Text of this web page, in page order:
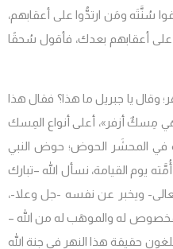
سُنَّتَه ومَن ارتدُّوا على أعقابهم،
على أعقابهم بعدك، فأقول سُحقًا
وقال يا جبريل ما هذا؟ فقال هذا
هي مِسكٌ أزفر»، أعلى أنواع المِسك
في المحشَر الحوض؛ حوض النبي
يوم القيامة، نسأل الله –تبارك
ويخبر عن نفسه -جل وعلا-،
له والموهَب له من الله –
حقيقة هذا النهر في جنة الله